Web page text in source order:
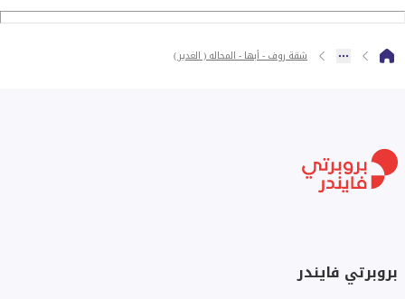
شقة روف - أبها - المحاله ( الغدير )
بروبرتي فايندر